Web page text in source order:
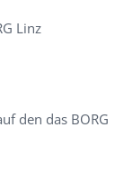
Linz
den das BORG